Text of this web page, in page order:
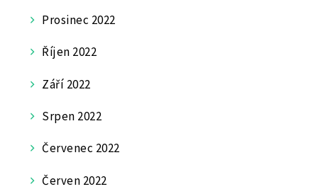
Prosinec 2022
Říjen 2022
Září 2022
Srpen 2022
Červenec 2022
Červen 2022